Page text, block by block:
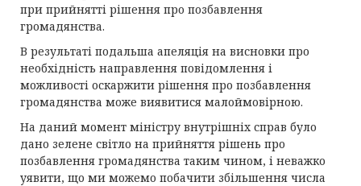
при прийнятті рішення про позбавлення
громадянства.
В результаті подальша апеляція на висновки про
необхідність направлення повідомлення і
можливості оскаржити рішення про позбавлення
громадянства може виявитися малоймовірною.
На даний момент міністру внутрішніх справ було
дано зелене світло на прийняття рішень про
позбавлення громадянства таким чином, і неважко
уявити, що ми можемо побачити збільшення числа